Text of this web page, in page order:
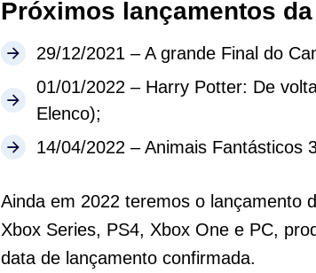
Próximos lançamentos
29/12/2021 – A grande Final do
01/01/2022 – Harry Potter: De
Elenco);
14/04/2022 – Animais Fantásticos
Ainda em 2022 teremos o lançamento
Xbox Series, PS4, Xbox One e PC,
data de lançamento confirmada.